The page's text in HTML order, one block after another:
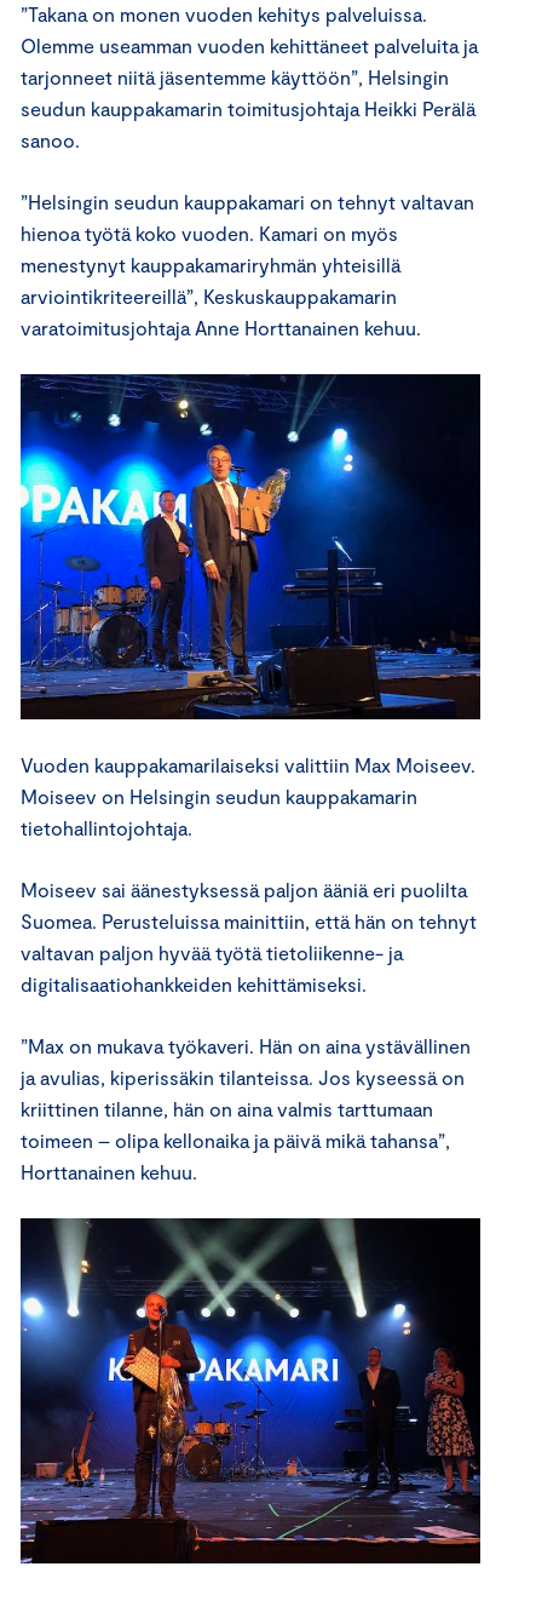
”Takana on monen vuoden kehitys palveluissa.
Olemme useamman vuoden kehittäneet palveluita ja
tarjonneet niitä jäsentemme käyttöön”, Helsingin
seudun kauppakamarin toimitusjohtaja Heikki Perälä
sanoo.
”Helsingin seudun kauppakamari on tehnyt valtavan
hienoa työtä koko vuoden. Kamari on myös
menestynyt kauppakamariryhmän yhteisillä
arviointikriteereillä”, Keskuskauppakamarin
varatoimitusjohtaja Anne Horttanainen kehuu.
Vuoden kauppakamarilaiseksi valittiin Max Moiseev.
Moiseev on Helsingin seudun kauppakamarin
tietohallintojohtaja.
Moiseev sai äänestyksessä paljon ääniä eri puolilta
Suomea. Perusteluissa mainittiin, että hän on tehnyt
valtavan paljon hyvää työtä tietoliikenne- ja
digitalisaatiohankkeiden kehittämiseksi.
”Max on mukava työkaveri. Hän on aina ystävällinen
ja avulias, kiperissäkin tilanteissa. Jos kyseessä on
kriittinen tilanne, hän on aina valmis tarttumaan
toimeen – olipa kellonaika ja päivä mikä tahansa”,
Horttanainen kehuu.